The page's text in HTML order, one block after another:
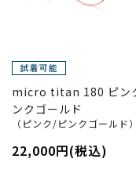
micro titan 180 ピン
ンクゴールド
（ピンク/ピンクゴールド）
22,000円(税込)